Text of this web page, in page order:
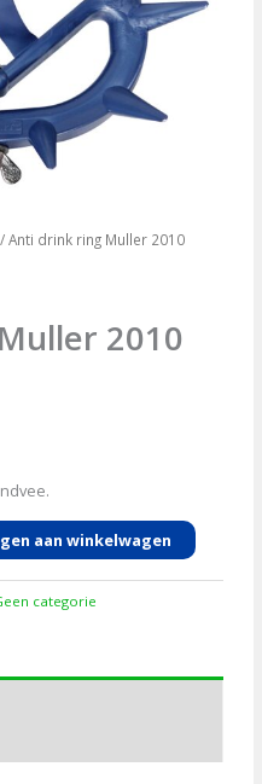
/ Anti drink ring Muller 2010
2010
aan winkelwagen
categorie